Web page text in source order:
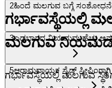
2ಹಿಂದೆ ಮಲಗುವ ಬಗ್ಗೆ
3ಎಡಭಾಗದ ನಿಯಮವು ಹೆಚ್ಚು
5ಆರಾಮದಾಯಕ ಸೈಡ್
ಗರ್ಭಾವಸ್ಥೆಯಲ್ಲಿ
ಮಲಗುವ ನಿಯಮದ
ಗರ್ಭಾವಸ್ಥೆಯಲ್ಲಿ ಮಲಗುವ